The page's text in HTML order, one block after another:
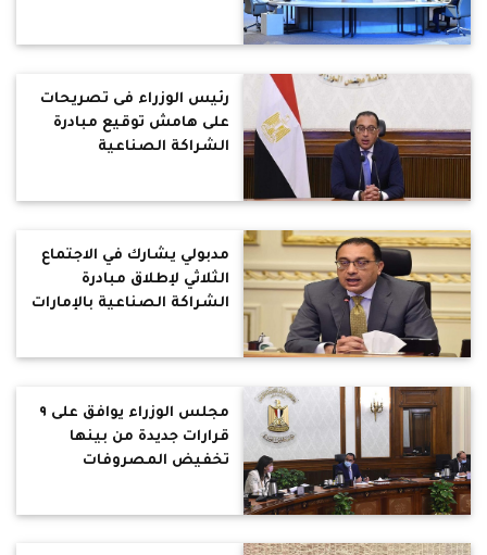
رئيس الوزراء فى تصريحات
على هامش توقيع مبادرة
الشراكة الصناعية
مدبولي يشارك في الاجتماع
الثلاثي لإطلاق مبادرة
الشراكة الصناعية بالإمارات
مجلس الوزراء يوافق على ٩
قرارات جديدة من بينها
تخفيض المصروفات